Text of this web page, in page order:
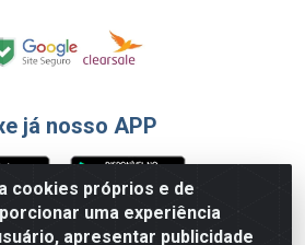
cookies próprios e de
uma experiência
apresentar publicidade
já nosso APP
de Pagamento